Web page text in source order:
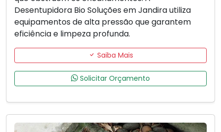
Desentupidora Bio Soluções em Jandira utiliza
equipamentos de alta pressão que garantem
eficiência e limpeza profunda.
Saiba Mais
Solicitar Orçamento